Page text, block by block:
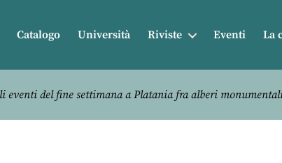
Catalogo Università Riviste Eventi La
eventi del fine settimana a Platania fra alberi